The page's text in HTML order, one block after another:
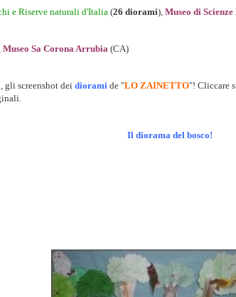
e Riserve naturali d'Italia(26 diorami), Museo di
Museo Sa Corona Arrubia(CA)
gli screenshot deidioramide "LO ZAINETTO"! Cliccare
Il diorama del bosco!